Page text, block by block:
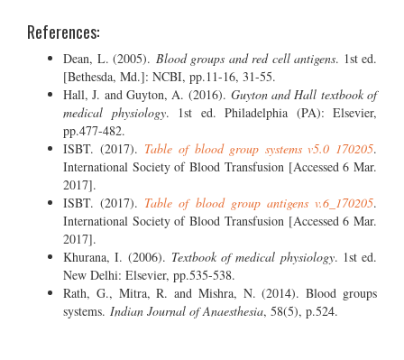
References:
Dean, L. (2005). Blood groups and red cell antigens. 1st ed.
[Bethesda, Md.]: NCBI, pp.11-16, 31-55.
Hall, J. and Guyton, A. (2016). Guyton and Hall textbook of
medical physiology. 1st ed. Philadelphia (PA): Elsevier,
pp.477-482.
ISBT. (2017). Table of blood group systems v5.0 170205.
International Society of Blood Transfusion [Accessed 6 Mar.
2017].
ISBT. (2017). Table of blood group antigens v.6_170205.
International Society of Blood Transfusion [Accessed 6 Mar.
2017].
Khurana, I. (2006). Textbook of medical physiology. 1st ed.
New Delhi: Elsevier, pp.535-538.
Rath, G., Mitra, R. and Mishra, N. (2014). Blood groups
systems. Indian Journal of Anaesthesia, 58(5), p.524.